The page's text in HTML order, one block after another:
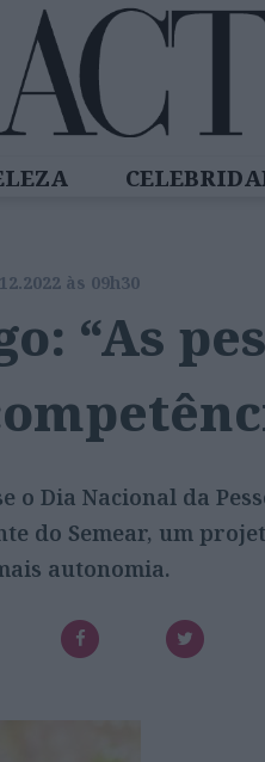
às 09h30
“As
o Dia Nacional da
do Semear, um
autonomia.